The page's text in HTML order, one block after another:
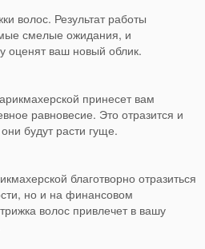
волос. Результат работы
смелые ожидания, и
оценят ваш новый облик.
принесет вам
равновесие. Это отразится и
будут расти гуще.
благотворно отразиться
но и на финансовом
волос привлечет в вашу